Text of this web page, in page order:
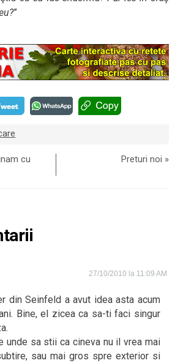
”
cu
Preturi noi »
27/10/2010 la 11:09 AM
din Seinfeld a avut idea asta acum
Bine, el zicea ca sa-ti faci singur
unde sa stii ca cineva nu il vrea mai
sau mai gros spre exterior si